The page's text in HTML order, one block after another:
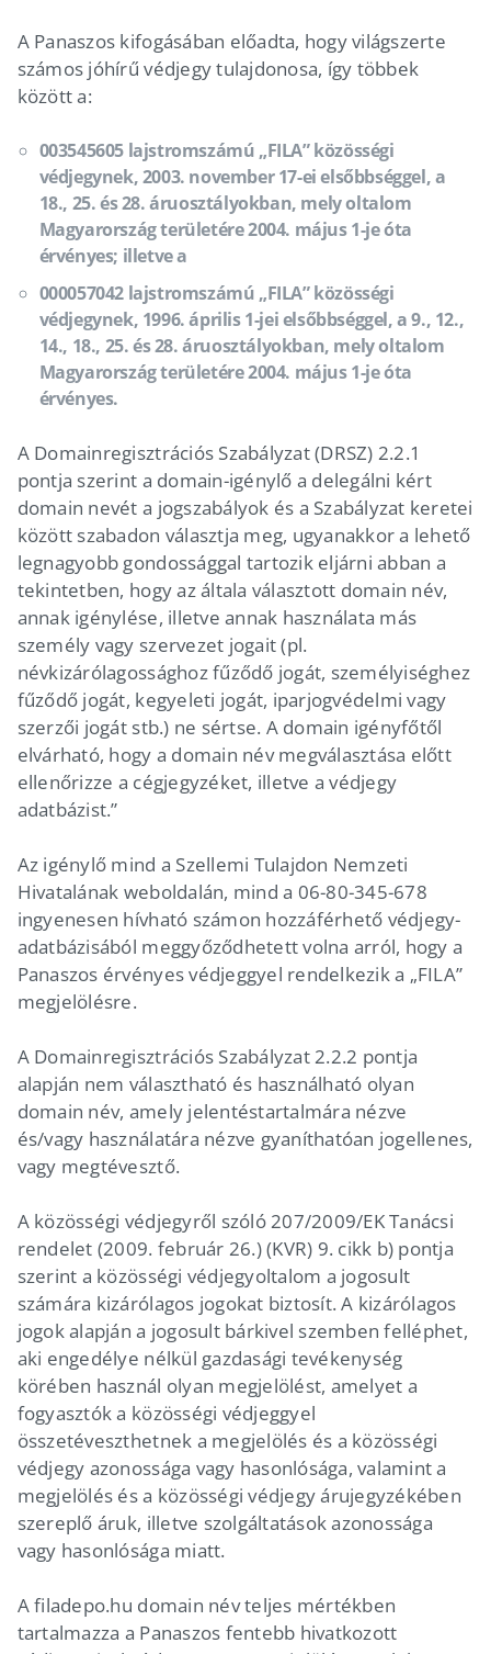
A Panaszos kifogásában előadta, hogy világszerte
számos jóhírű védjegy tulajdonosa, így többek
között a:
003545605 lajstromszámú „FILA” közösségi
védjegynek, 2003. november 17-ei elsőbbséggel, a
18., 25. és 28. áruosztályokban, mely oltalom
Magyarország területére 2004. május 1-je óta
érvényes; illetve a
000057042 lajstromszámú „FILA” közösségi
védjegynek, 1996. április 1-jei elsőbbséggel, a 9., 12.,
14., 18., 25. és 28. áruosztályokban, mely oltalom
Magyarország területére 2004. május 1-je óta
érvényes.
A Domainregisztrációs Szabályzat (DRSZ) 2.2.1
pontja szerint a domain-igénylő a delegálni kért
domain nevét a jogszabályok és a Szabályzat keretei
között szabadon választja meg, ugyanakkor a lehető
legnagyobb gondossággal tartozik eljárni abban a
tekintetben, hogy az általa választott domain név,
annak igénylése, illetve annak használata más
személy vagy szervezet jogait (pl.
névkizárólagossághoz fűződő jogát, személyiséghez
fűződő jogát, kegyeleti jogát, iparjogvédelmi vagy
szerzői jogát stb.) ne sértse. A domain igényfőtől
elvárható, hogy a domain név megválasztása előtt
ellenőrizze a cégjegyzéket, illetve a védjegy
adatbázist.”
Az igénylő mind a Szellemi Tulajdon Nemzeti
Hivatalának weboldalán, mind a 06-80-345-678
ingyenesen hívható számon hozzáférhető védjegy-
adatbázisából meggyőződhetett volna arról, hogy a
Panaszos érvényes védjeggyel rendelkezik a „FILA”
megjelölésre.
A Domainregisztrációs Szabályzat 2.2.2 pontja
alapján nem választható és használható olyan
domain név, amely jelentéstartalmára nézve
és/vagy használatára nézve gyaníthatóan jogellenes,
vagy megtévesztő.
A közösségi védjegyről szóló 207/2009/EK Tanácsi
rendelet (2009. február 26.) (KVR) 9. cikk b) pontja
szerint a közösségi védjegyoltalom a jogosult
számára kizárólagos jogokat biztosít. A kizárólagos
jogok alapján a jogosult bárkivel szemben felléphet,
aki engedélye nélkül gazdasági tevékenység
körében használ olyan megjelölést, amelyet a
fogyasztók a közösségi védjeggyel
összetéveszthetnek a megjelölés és a közösségi
védjegy azonossága vagy hasonlósága, valamint a
megjelölés és a közösségi védjegy árujegyzékében
szereplő áruk, illetve szolgáltatások azonossága
vagy hasonlósága miatt.
A filadepo.hu domain név teljes mértékben
tartalmazza a Panaszos fentebb hivatkozott